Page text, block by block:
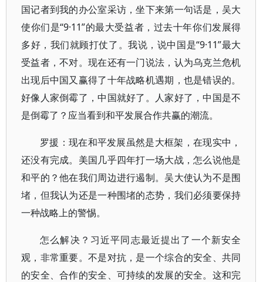
国记者到我的办公室采访，坐下来第一句话是，吴大
使你们是“9·11”的最大受益者，过去十年你们发展得
多好，我们就顾打仗了。我说，说中国是“9·11”最大
受益者，不对。现在还有一门说法，认为乌克兰危机
出现后中国又赢得了十年战略机遇期，也是错误的。
好像人家倒霉了，中国就好了。人家好了，中国是不
是倒霉了？应当看到和平发展合作共赢的潮流。
罗援：现在和平发展虽然是大框架，在现实中，
还没有完成。美国几乎四年打一场大战，怎么说他是
和平的？他在我们周边进行遏制。吴大使认为不是围
堵，但我认为还是一种围堵的态势，我们必须要保持
一种战略上的警惕。
怎么解决？习近平同志最近提出了一个新安全
观，非常重要。不是对抗，是一个综合的安全、共同
的安全、合作的安全、可持续的发展的安全。这和完